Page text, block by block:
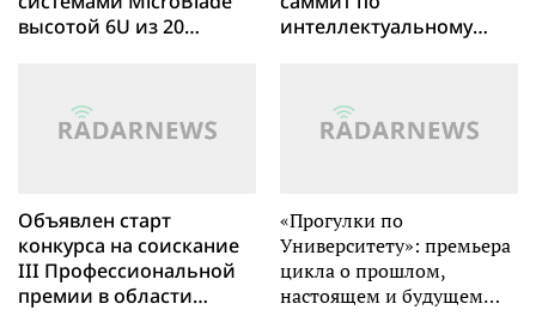
высотой 6U из 20
EPYC 4005
интеллектуальному
технологий
Объявлен старт
конкурса на соискание
III Профессиональной
премии в области
«Прогулки по
Университету»: премьера
цикла о прошлом,
настоящем и будущем